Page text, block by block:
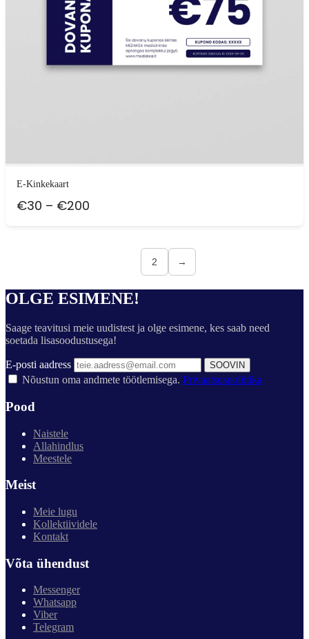
E-Kinkekaart
€30 – €200
2 →
OLGE ESIMENE!
Saage teavitusi meie uudistest ja olge esimene, kes saab need
soetada lisasoodustusega!
E-posti aadress SOOVIN
Nõustun oma andmete töötlemisega. Privaatsuspoliitika
Pood
Naistele
Allahindlus
Meestele
Meist
Meie lugu
Kollektiividele
Kontakt
Võta ühendust
Messenger
Whatsapp
Viber
Telegram